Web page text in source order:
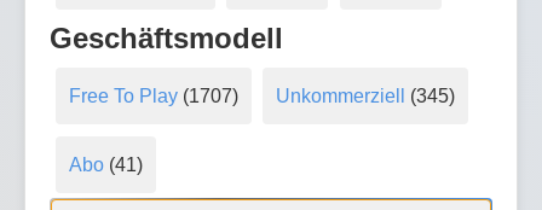
Geschäftsmodell
Free To Play(1707) Unkommerziell (345)
Abo(41)